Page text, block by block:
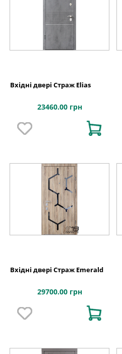
Вхідні двері Страж Elias
23460.00 грн
Вхідні двері Страж Emerald
29700.00 грн